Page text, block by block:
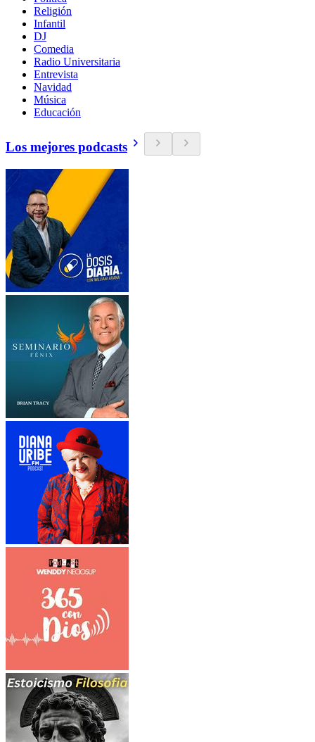
Religión
Infantil
DJ
Comedia
Radio Universitaria
Entrevista
Navidad
Música
Educación
Los mejores podcasts